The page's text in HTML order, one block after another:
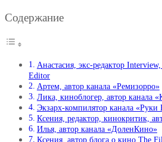
Содержание
Анастасия, экс-редактор
Editor
Артем, автор канала «Ремизорро»
Лика, киноблогер, автор
Экзарх-компилятор канала «Руки
Ксения, редактор, кинокритик,
Илья, автор канала «ДоленКино»
Ксения, автор блога о кино The